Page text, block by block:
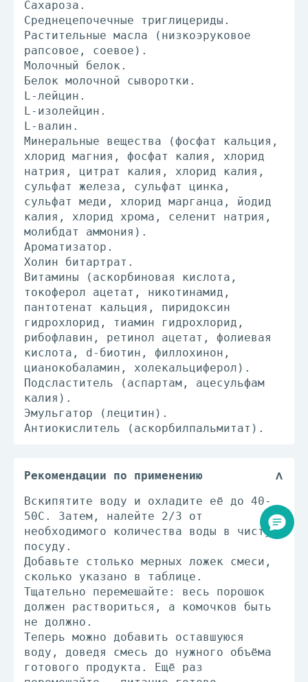
Сахароза.
Среднецепочечные триглицериды.
Растительные масла (низкоэруковое
рапсовое, соевое).
Молочный белок.
Белок молочной сыворотки.
L-лейцин.
L-изолейцин.
L-валин.
Минеральные вещества (фосфат кальция,
хлорид магния, фосфат калия, хлорид
натрия, цитрат калия, хлорид калия,
сульфат железа, сульфат цинка,
сульфат меди, хлорид марганца, йодид
калия, хлорид хрома, селенит натрия,
молибдат аммония).
Ароматизатор.
Холин битартрат.
Витамины (аскорбиновая кислота,
токоферол ацетат, никотинамид,
пантотенат кальция, пиридоксин
гидрохлорид, тиамин гидрохлорид,
рибофлавин, ретинол ацетат, фолиевая
кислота, d-биотин, филлохинон,
цианокобаламин, холекальциферол).
Подсластитель (аспартам, ацесульфам
калия).
Эмульгатор (лецитин).
Антиокислитель (аскорбилпальмитат).
Рекомендации по применению
Вскипятите воду и охладите её до 40-
50С. Затем, налейте 2/3 от
необходимого количества воды в чистую
посуду.
Добавьте столько мерных ложек смеси,
сколько указано в таблице.
Тщательно перемешайте: весь порошок
должен раствориться, а комочков быть
не должно.
Теперь можно добавить оставшуюся
воду, доведя смесь до нужного объёма
готового продукта. Ещё раз